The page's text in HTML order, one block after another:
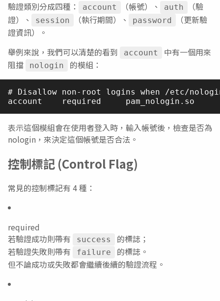
驗證類別分成四種： account （帳號）、 auth
（驗
證）、
session （執行期間）、 password
（更新驗
證資訊）。
舉例來說，我們可以清楚的看到
account
中有一個用來
阻擋
nologin 的模組：
# Disallow non-root logins when /etc/
表示這個模組會在使用者登入時，輸入帳號後，檢查是否為
nologin，來決定這個帳號是否合法。
控制標記 (Control Flag)
常見的控制標記有 4 種：
required
若驗證成功則帶有
success
的標誌；
若驗證失敗則帶有
failure
的標誌。
但不論成功或失敗都會繼續後續的驗證流程。